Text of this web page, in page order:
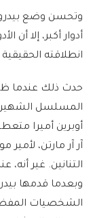
وتحسن وضع بيدرو
أدوار أكبر، إلا أن
انطلاقته الحقيقية
حدث ذلك عندما
أوبرين أميرا
آر آر مارتن، لأمير
التنانين. غير أنه،
وبعدما قدمها
الشخصيات